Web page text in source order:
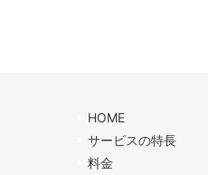
HOME
サービスの特長
料金